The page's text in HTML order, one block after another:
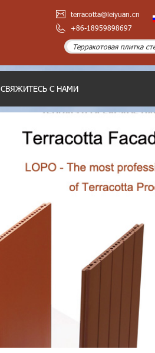
terracotta@leiyuan.cn
+86-18959898697
СВЯЖИТЕСЬ С НАМИ